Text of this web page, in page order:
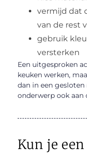
vermijd dat
van de rest
gebruik
versterken
Een uitgesproken
keuken werken,
dan in een
onderwerp ook aan
Kun je